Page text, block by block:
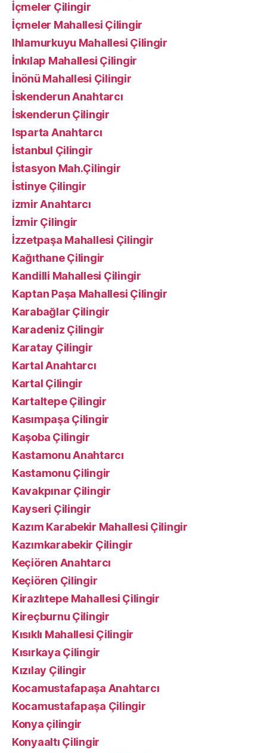
İçmeler Çilingir
İçmeler Mahallesi Çilingir
Ihlamurkuyu Mahallesi Çilingir
İnkılap Mahallesi Çilingir
İnönü Mahallesi Çilingir
İskenderun Anahtarcı
İskenderun Çilingir
Isparta Anahtarcı
İstanbul Çilingir
İstasyon Mah.Çilingir
İstinye Çilingir
izmir Anahtarcı
İzmir Çilingir
İzzetpaşa Mahallesi Çilingir
Kağıthane Çilingir
Kandilli Mahallesi Çilingir
Kaptan Paşa Mahallesi Çilingir
Karabağlar Çilingir
Karadeniz Çilingir
Karatay Çilingir
Kartal Anahtarcı
Kartal Çilingir
Kartaltepe Çilingir
Kasımpaşa Çilingir
Kaşoba Çilingir
Kastamonu Anahtarcı
Kastamonu Çilingir
Kavakpınar Çilingir
Kayseri Çilingir
Kazım Karabekir Mahallesi Çilingir
Kazımkarabekir Çilingir
Keçiören Anahtarcı
Keçiören Çilingir
Kirazlıtepe Mahallesi Çilingir
Kireçburnu Çilingir
Kısıklı Mahallesi Çilingir
Kısırkaya Çilingir
Kızılay Çilingir
Kocamustafapaşa Anahtarcı
Kocamustafapaşa Çilingir
Konya çilingir
Konyaaltı Çilingir